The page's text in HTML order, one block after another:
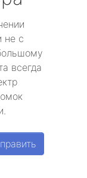
не с
всегда